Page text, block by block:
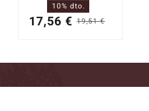
19,51€
original
17,56 €
actual
10% dto.